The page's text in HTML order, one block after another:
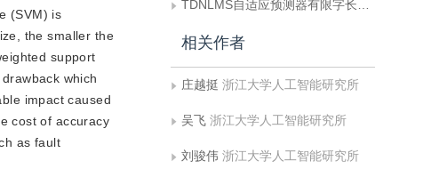
(SVM) is
the smaller the
support
which
impact caused
cost of accuracy
as fault
TDNLMS自适应预测器有限字长效应分析及其在设计中的应用
相关作者
庄越挺 浙江大学人工智能研究所
吴飞 浙江大学人工智能研究所
刘骏伟 浙江大学人工智能研究所